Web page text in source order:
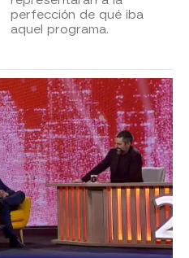
perfección de qué iba
aquel programa.